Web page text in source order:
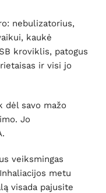
nebulizatorius,
kaukė
kroviklis, patogus
ir visi jo
dėl savo mažo
Jo
veiksmingas
metu
visada pajusite